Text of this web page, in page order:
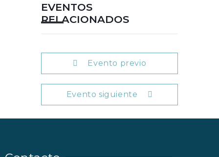
EVENTOS
RELACIONADOS
Evento previo
Evento siguiente